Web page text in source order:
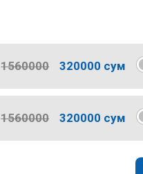
1560000 320000 сум
1560000 320000 сум